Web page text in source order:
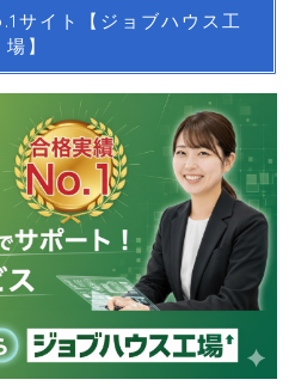
サイト【ジョブハウス工
場】